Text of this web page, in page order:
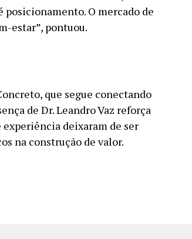
O mercado de
estar”, pontuou.
que segue conectando
de Dr. Leandro Vaz reforça
deixaram de ser
na construção de valor.